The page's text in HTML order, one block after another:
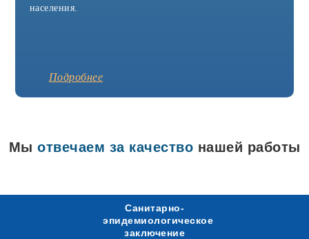
населения.
Подробнее
Мы отвечаем за качество нашей работы
Санитарно-
эпидемиологическое
заключение